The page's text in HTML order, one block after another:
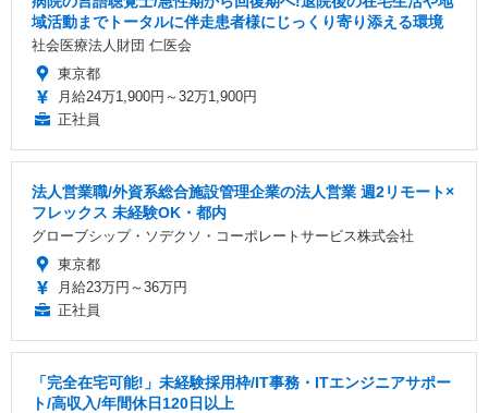
域活動までトータルに伴走患者様にじっくり寄り添える環境
社会医療法人財団 仁医会
東京都
月給24万1,900円～32万1,900円
正社員
法人営業職/外資系総合施設管理企業の法人営業 週2リモート×
フレックス 未経験OK・都内
グローブシップ・ソデクソ・コーポレートサービス株式会社
東京都
月給23万円～36万円
正社員
「完全在宅可能!」未経験採用枠/IT事務・ITエンジニアサポー
ト/高収入/年間休日120日以上